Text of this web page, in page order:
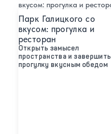
Парк Галицкого со
вкусом: прогулка и
ресторан
Открыть замысел
пространства и завершить
прогулку вкусным обедом